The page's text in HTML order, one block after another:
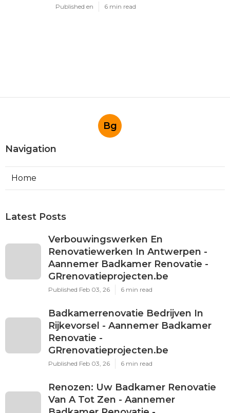
Published en 6 min read
Bg
Navigation
Home
Latest Posts
Verbouwingswerken En
Renovatiewerken In Antwerpen -
Aannemer Badkamer Renovatie -
GRrenovatieprojecten.be
Published Feb 03, 26 6 min read
Badkamerrenovatie Bedrijven In
Rijkevorsel - Aannemer Badkamer
Renovatie -
GRrenovatieprojecten.be
Published Feb 03, 26 6 min read
Renozen: Uw Badkamer Renovatie
Van A Tot Zen - Aannemer